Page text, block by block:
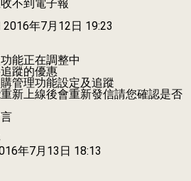
不到電子報
2016年7月12日 19:23
能正在調整中
蹤的優惠
管理功能設定及追蹤
新上線後會重新發信請您確認是否
年7月13日 18:13